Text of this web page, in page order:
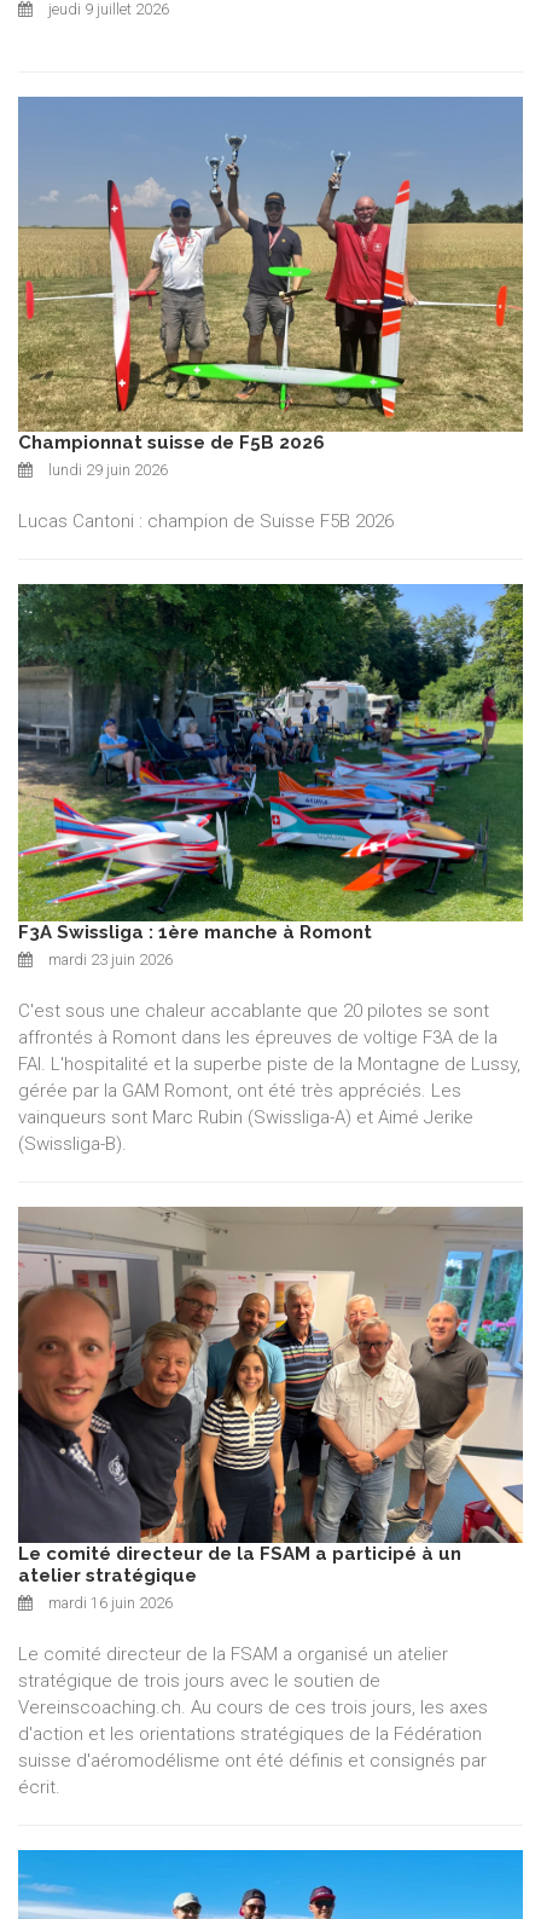
jeudi 9 juillet 2026
Championnat suisse de F5B 2026
lundi 29 juin 2026
Lucas Cantoni : champion de Suisse F5B 2026
F3A Swissliga : 1ère manche à Romont
mardi 23 juin 2026
C'est sous une chaleur accablante que 20 pilotes se sont
affrontés à Romont dans les épreuves de voltige F3A de la
FAI. L'hospitalité et la superbe piste de la Montagne de Lussy,
gérée par la GAM Romont, ont été très appréciés. Les
vainqueurs sont Marc Rubin (Swissliga-A) et Aimé Jerike
(Swissliga-B).
Le comité directeur de la FSAM a participé à un
atelier stratégique
mardi 16 juin 2026
Le comité directeur de la FSAM a organisé un atelier
stratégique de trois jours avec le soutien de
Vereinscoaching.ch. Au cours de ces trois jours, les axes
d'action et les orientations stratégiques de la Fédération
suisse d'aéromodélisme ont été définis et consignés par
écrit.